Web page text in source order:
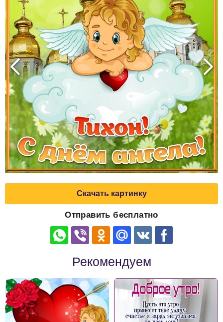
Скачать картинку
Отправить бесплатно
Рекомендуем